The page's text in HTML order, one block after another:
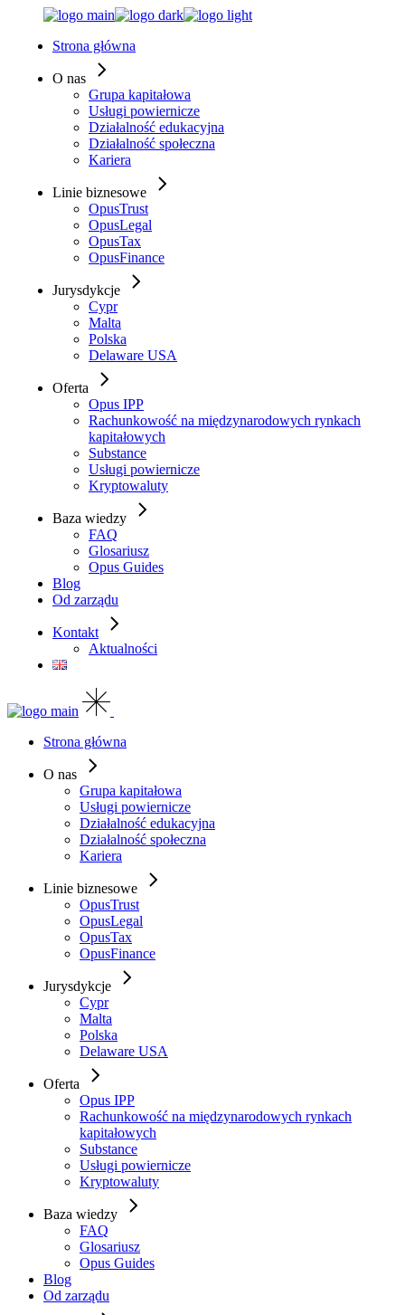
Strona główna
O nas
Grupa kapitałowa
Usługi powiernicze
Działalność edukacyjna
Działalność społeczna
Kariera
Linie biznesowe
OpusTrust
OpusLegal
OpusTax
OpusFinance
Jurysdykcje
Cypr
Malta
Polska
Delaware USA
Oferta
Opus IPP
Rachunkowość na międzynarodowych rynkach
kapitałowych
Substance
Usługi powiernicze
Kryptowaluty
Baza wiedzy
FAQ
Glosariusz
Opus Guides
Blog
Od zarządu
Kontakt
Aktualności
Strona główna
O nas
Grupa kapitałowa
Usługi powiernicze
Działalność edukacyjna
Działalność społeczna
Kariera
Linie biznesowe
OpusTrust
OpusLegal
OpusTax
OpusFinance
Jurysdykcje
Cypr
Malta
Polska
Delaware USA
Oferta
Opus IPP
Rachunkowość na międzynarodowych rynkach
kapitałowych
Substance
Usługi powiernicze
Kryptowaluty
Baza wiedzy
FAQ
Glosariusz
Opus Guides
Blog
Od zarządu